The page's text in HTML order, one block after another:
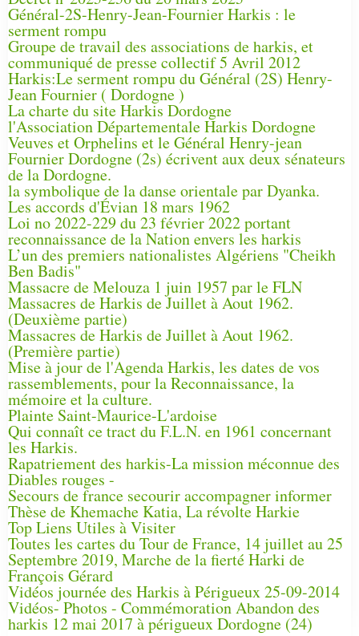
Général-2S-Henry-Jean-Fournier Harkis : le
serment rompu
Groupe de travail des associations de harkis, et
communiqué de presse collectif 5 Avril 2012
Harkis:Le serment rompu du Général (2S) Henry-
Jean Fournier ( Dordogne )
La charte du site Harkis Dordogne
l'Association Départementale Harkis Dordogne
Veuves et Orphelins et le Général Henry-jean
Fournier Dordogne (2s) écrivent aux deux sénateurs
de la Dordogne.
la symbolique de la danse orientale par Dyanka.
Les accords d'Évian 18 mars 1962
Loi no 2022-229 du 23 février 2022 portant
reconnaissance de la Nation envers les harkis
L’un des premiers nationalistes Algériens "Cheikh
Ben Badis"
Massacre de Melouza 1 juin 1957 par le FLN
Massacres de Harkis de Juillet à Aout 1962.
(Deuxième partie)
Massacres de Harkis de Juillet à Aout 1962.
(Première partie)
Mise à jour de l'Agenda Harkis, les dates de vos
rassemblements, pour la Reconnaissance, la
mémoire et la culture.
Plainte Saint-Maurice-L'ardoise
Qui connaît ce tract du F.L.N. en 1961 concernant
les Harkis.
Rapatriement des harkis-La mission méconnue des
Diables rouges -
Secours de france secourir accompagner informer
Thèse de Khemache Katia, La révolte Harkie
Top Liens Utiles à Visiter
Toutes les cartes du Tour de France, 14 juillet au 25
Septembre 2019, Marche de la fierté Harki de
François Gérard
Vidéos journée des Harkis à Périgueux 25-09-2014
Vidéos- Photos - Commémoration Abandon des
harkis 12 mai 2017 à périgueux Dordogne (24)